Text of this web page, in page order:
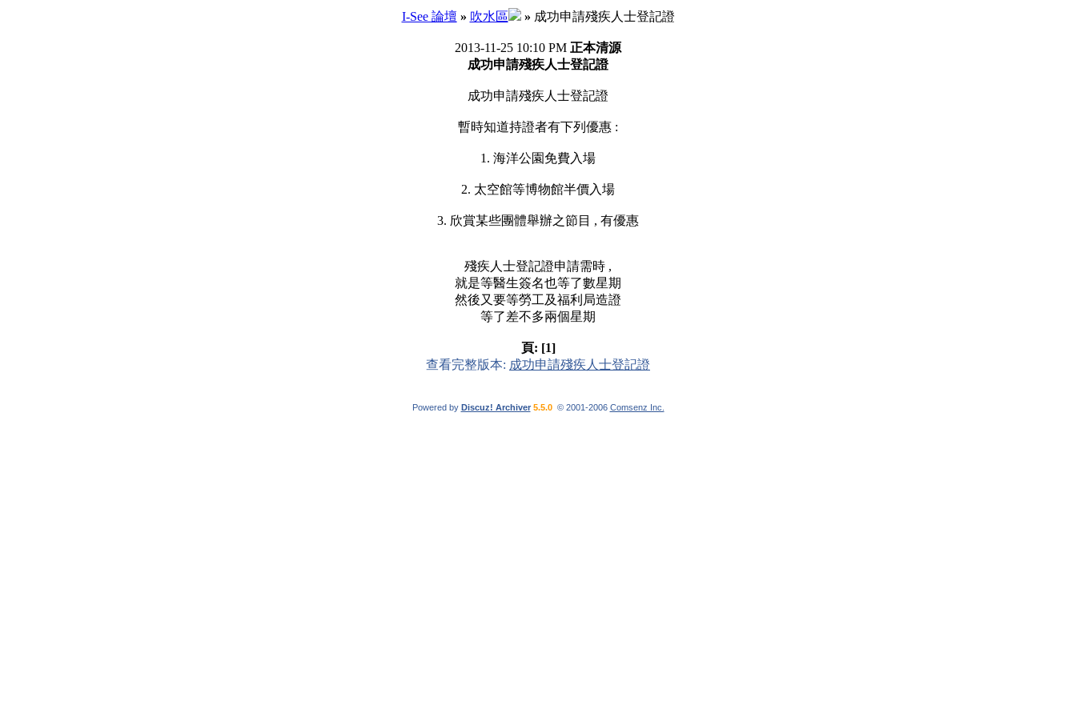
I-See 論壇 » 吹水區 » 成功申請殘疾人士登記證
2013-11-25 10:10 PM 正本清源
成功申請殘疾人士登記證
成功申請殘疾人士登記證
暫時知道持證者有下列優惠 :
1. 海洋公園免費入場
2. 太空館等博物館半價入場
3. 欣賞某些團體舉辦之節目 , 有優惠
殘疾人士登記證申請需時 ,
就是等醫生簽名也等了數星期
然後又要等勞工及福利局造證
等了差不多兩個星期
頁: [1]
查看完整版本: 成功申請殘疾人士登記證
Powered by Discuz! Archiver 5.5.0© 2001-2006 Comsenz Inc.